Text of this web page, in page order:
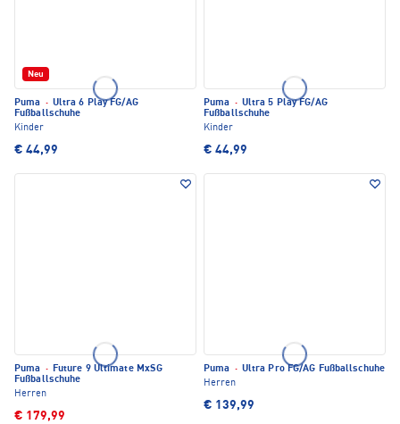
Neu
Puma · Ultra 6 Play FG/AG
Fußballschuhe
Kinder
€ 44,99
Puma · Ultra 5 Play FG/AG
Fußballschuhe
Kinder
€ 44,99
Puma · Future 9 Ultimate MxSG
Fußballschuhe
Herren
€ 179,99
Puma · Ultra Pro FG/AG Fußballschuhe
Herren
€ 139,99